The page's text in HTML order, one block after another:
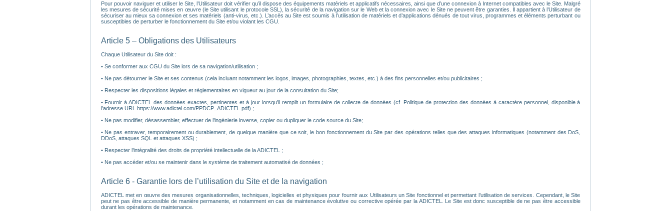
Pour pouvoir naviguer et utiliser le Site, l’Utilisateur doit vérifier qu’il dispose des équipements matériels et applicatifs nécessaires, ainsi que d’une connexion à Internet compatibles avec le Site. Malgré
les mesures de sécurité mises en œuvre (le Site utilisant le protocole SSL), la sécurité de la navigation sur le Web et la connexion avec le Site ne peuvent être garanties. Il appartient à l’Utilisateur de
sécuriser au mieux sa connexion et ses matériels (anti-virus, etc.). L’accès au Site est soumis à l’utilisation de matériels et d’applications dénués de tout virus, programmes et éléments perturbant ou
susceptibles de perturber le fonctionnement du Site et/ou violant les CGU.
Article 5 – Obligations des Utilisateurs
Chaque Utilisateur du Site doit :
• Se conformer aux CGU du Site lors de sa navigation/utilisation ;
• Ne pas détourner le Site et ses contenus (cela incluant notamment les logos, images, photographies, textes, etc.) à des fins personnelles et/ou publicitaires ;
• Respecter les dispositions légales et règlementaires en vigueur au jour de la consultation du Site;
• Fournir à ADICTEL des données exactes, pertinentes et à jour lorsqu’il remplit un formulaire de collecte de données (cf. Politique de protection des données à caractère personnel, disponible à
l’adresse URL https://www.adictel.com/PPDCP_ADICTEL.pdf) ;
• Ne pas modifier, désassembler, effectuer de l’ingénierie inverse, copier ou dupliquer le code source du Site;
• Ne pas entraver, temporairement ou durablement, de quelque manière que ce soit, le bon fonctionnement du Site par des opérations telles que des attaques informatiques (notamment des DoS,
DDoS, attaques SQL et attaques XSS) ;
• Respecter l’intégralité des droits de propriété intellectuelle de la ADICTEL ;
• Ne pas accéder et/ou se maintenir dans le système de traitement automatisé de données ;
Article 6 - Garantie lors de l’utilisation du Site et de la navigation
ADICTEL met en œuvre des mesures organisationnelles, techniques, logicielles et physiques pour fournir aux Utilisateurs un Site fonctionnel et permettant l’utilisation de services. Cependant, le Site
peut ne pas être accessible de manière permanente, et notamment en cas de maintenance évolutive ou corrective opérée par la ADICTEL. Le Site est donc susceptible de ne pas être accessible
durant les opérations de maintenance.